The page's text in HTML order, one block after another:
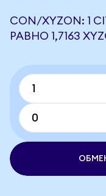
CON/XYZON: 1
РАВНО 1,7163